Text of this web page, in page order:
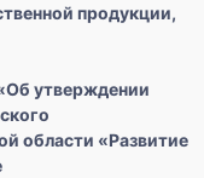
продукции,
утверждении
области «Развитие